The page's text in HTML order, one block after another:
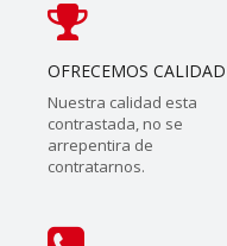
OFRECEMOS CALIDAD
Nuestra calidad esta
contrastada, no se
arrepentira de
contratarnos.